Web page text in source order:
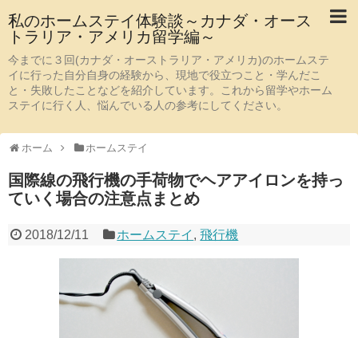
私のホームステイ体験談～カナダ・オース
トラリア・アメリカ留学編～
今までに３回(カナダ・オーストラリア・アメリカ)のホームステ
イに行った自分自身の経験から、現地で役立つこと・学んだこ
と・失敗したことなどを紹介しています。これから留学やホーム
ステイに行く人、悩んでいる人の参考にしてください。
ホーム ホームステイ
国際線の飛行機の手荷物でヘアアイロンを持っ
ていく場合の注意点まとめ
2018/12/11 ホームステイ ,飛行機